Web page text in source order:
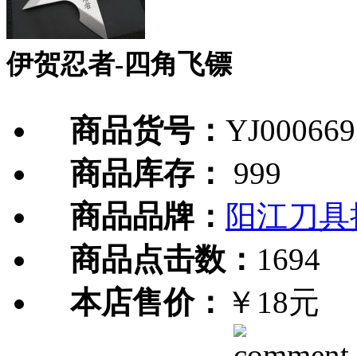
伊贺忍者-四角飞镖
商品货号： YJ000669
商品库存：
999
商品品牌： 阳江刀
商品点击数： 1694
本店售价： ￥18元